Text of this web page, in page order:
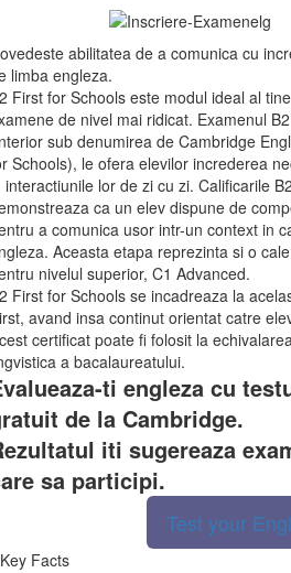
abilitatea de a comunica cu
limba engleza.
First for Schools este modul ideal al
de nivel mai ridicat. Examenul
sub denumirea de Cambridge
Schools), le ofera elevilor increderea
interactiunile lor de zi cu zi. Calificarile
ca un elev dispune de
a comunica usor intr-un context in
Aceasta etapa reprezinta si o
nivelul superior, C1 Advanced.
First for Schools se incadreaza la
avand insa continut orientat catre
certificat poate fi folosit la
a bacalaureatului.
ti engleza cu
de la Cambridge.
iti sugereaza
sa participi.
Test your
Key Facts